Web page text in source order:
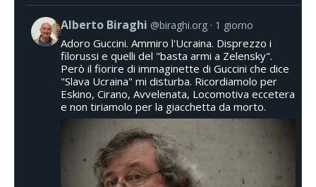
Alberto Biraghi @biraghi.org 1 giorno
Adoro Guccini. Ammiro l'Ucraina. Disprezzo i
filorussi e quelli del "basta armi a Zelensky".
Però il fiorire di immaginette di Guccini che dice
"Slava Ucraina" mi disturba. Ricordiamolo per
Eskino, Cirano, Avvelenata, Locomotiva eccetera
e non tiriamolo per la giacchetta da morto.